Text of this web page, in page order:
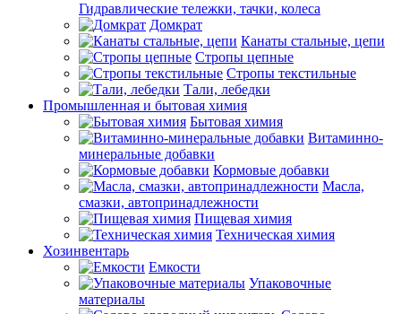
Гидравлические тележки, тачки, колеса
Домкрат
Канаты стальные, цепи
Стропы цепные
Стропы текстильные
Тали, лебедки
Промышленная и бытовая химия
Бытовая химия
Витаминно-
минеральные добавки
Кормовые добавки
Масла,
смазки, автопринадлежности
Пищевая химия
Техническая химия
Хозинвентарь
Емкости
Упаковочные
материалы